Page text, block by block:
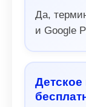
Да,
и Google
Детское